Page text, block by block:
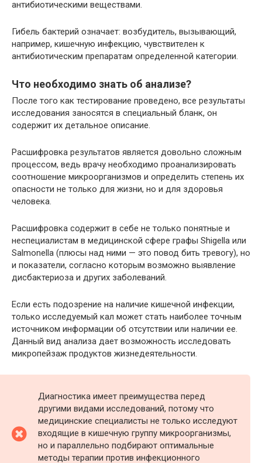
антибиотическими веществами.
Гибель бактерий означает: возбудитель, вызывающий,
например, кишечную инфекцию, чувствителен к
антибиотическим препаратам определенной категории.
Что необходимо знать об анализе?
После того как тестирование проведено, все результаты
исследования заносятся в специальный бланк, он
содержит их детальное описание.
Расшифровка результатов является довольно сложным
процессом, ведь врачу необходимо проанализировать
соотношение микроорганизмов и определить степень их
опасности не только для жизни, но и для здоровья
человека.
Расшифровка содержит в себе не только понятные и
неспециалистам в медицинской сфере графы Shigella или
Salmonella (плюсы над ними — это повод бить тревогу), но
и показатели, согласно которым возможно выявление
дисбактериоза и других заболеваний.
Если есть подозрение на наличие кишечной инфекции,
только исследуемый кал может стать наиболее точным
источником информации об отсутствии или наличии ее.
Данный вид анализа дает возможность исследовать
микропейзаж продуктов жизнедеятельности.
Диагностика имеет преимущества перед
другими видами исследований, потому что
медицинские специалисты не только исследуют
входящие в кишечную группу микроорганизмы,
но и параллельно подбирают оптимальные
методы терапии против инфекционного